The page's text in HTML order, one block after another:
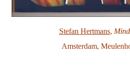
Stefan Hertmans,
Amsterdam,